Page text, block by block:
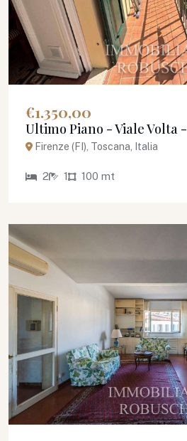
€1.350,00
Ultimo Piano - Viale Volta -
Firenze (FI), Toscana, Italia
2 1 100 mt